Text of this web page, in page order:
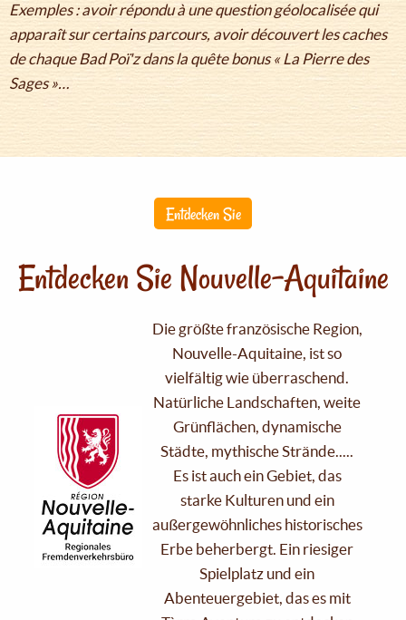
Exemples : avoir répondu à une question géolocalisée qui
apparaît sur certains parcours, avoir découvert les caches
de chaque Bad Poï'z dans la quête bonus « La Pierre des
Sages »…
Entdecken Sie
Entdecken Sie Nouvelle-Aquitaine
Die größte französische Region,
Nouvelle-Aquitaine, ist so
vielfältig wie überraschend.
Natürliche Landschaften, weite
Grünflächen, dynamische
Städte, mythische Strände.....
Es ist auch ein Gebiet, das
starke Kulturen und ein
außergewöhnliches historisches
Erbe beherbergt. Ein riesiger
Spielplatz und ein
Abenteuergebiet, das es mit